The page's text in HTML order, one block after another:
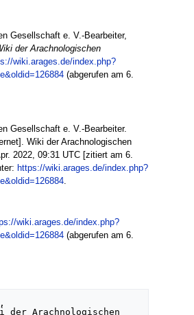
Gesellschaft e. V.-Bearbeiter,
der Arachnologischen
wiki.arages.de/index.php?
(abgerufen am 6.
Gesellschaft e. V.-Bearbeiter.
Wiki der Arachnologischen
2022, 09:31 UTC [zitiert am 6.
https://wiki.arages.de/index.php?
.
wiki.arages.de/index.php?
(abgerufen am 6.